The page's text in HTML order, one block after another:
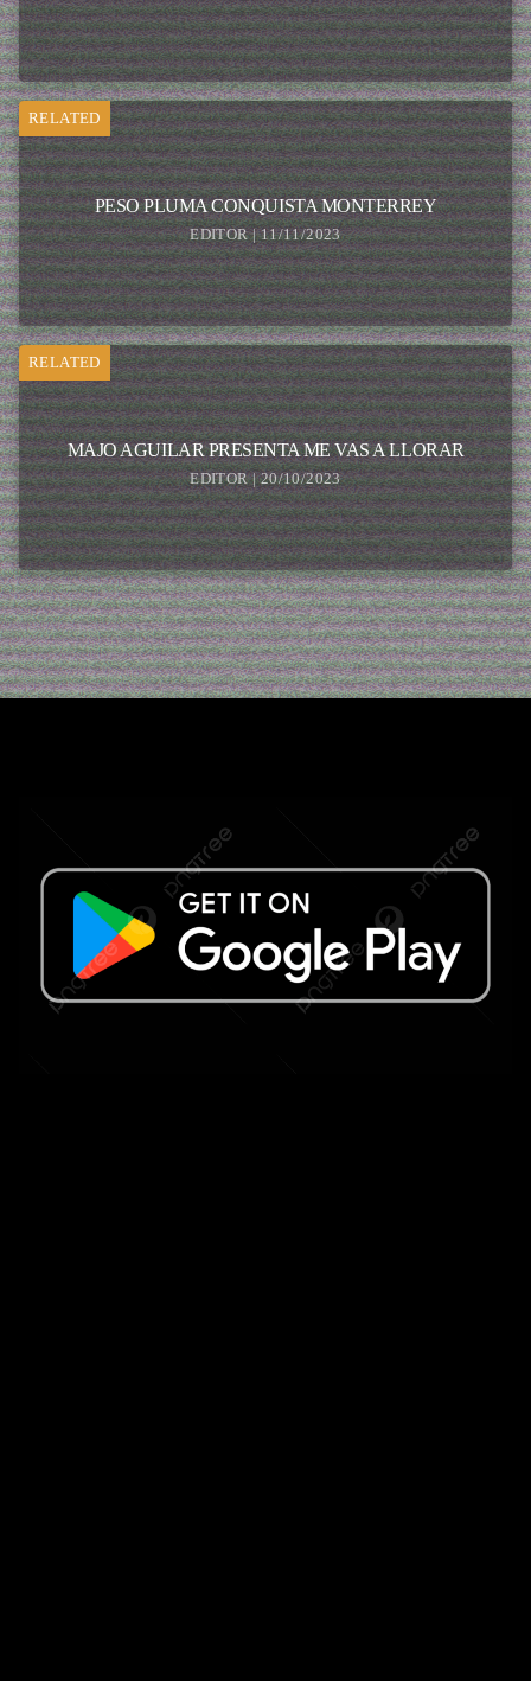
RELATED
PESO PLUMA CONQUISTA MONTERREY
EDITOR | 11/11/2023
RELATED
MAJO AGUILAR PRESENTA ME VAS A LLORAR
EDITOR | 20/10/2023